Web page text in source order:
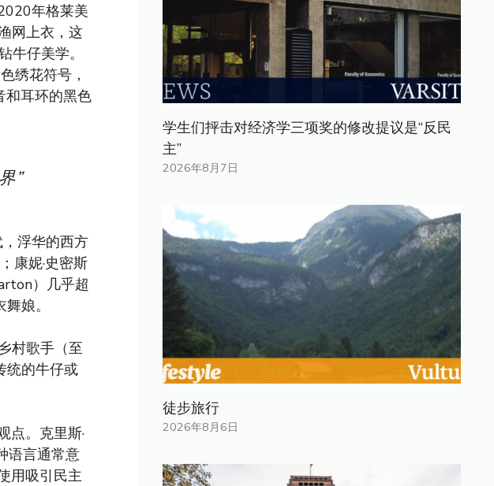
年格莱美
网上衣，这
仔美学。
绣花符号，
和耳环的黑色
”
浮华的西方
康妮·史密斯
）几乎超
娘。
村歌手（至
统的牛仔或
点。克里斯·
语言通常意
用吸引民主
学生们抨击对经济学三项奖的修改提议是“反民
主”
2026年8月7日
徒步旅行
2026年8月6日